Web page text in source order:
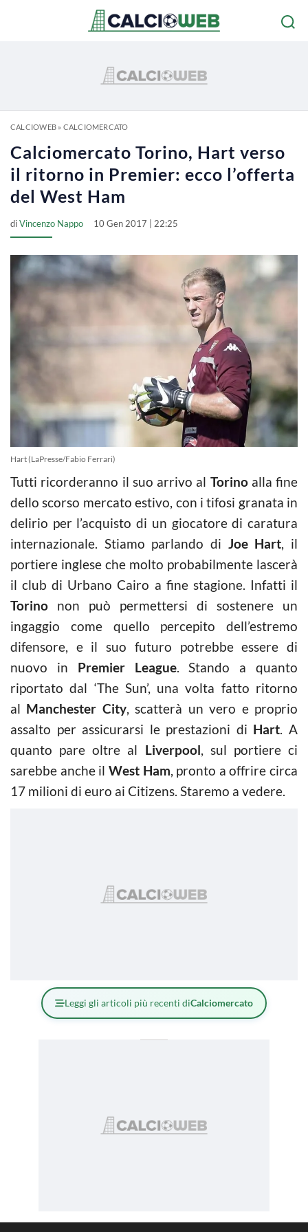
CALCIOWEB» CALCIOMERCATO
Calciomercato Torino, Hart verso
il ritorno in Premier: ecco l’offerta
del West Ham
diVincenzo Nappo 10 Gen 2017 | 22:25
Hart (LaPresse/Fabio Ferrari)
Tutti ricorderanno il suo arrivo al Torinoalla fine
dello scorso mercato estivo, con i tifosi granata in
delirio per l’acquisto di un giocatore di caratura
internazionale. Stiamo parlando di Joe Hart, il
portiere inglese che molto probabilmente lascerà
il club di Urbano Cairo a fine stagione. Infatti il
Torino non può permettersi di sostenere un
ingaggio come quello percepito dell’estremo
difensore, e il suo futuro potrebbe essere di
nuovo in Premier League. Stando a quanto
riportato dal ‘The Sun’, una volta fatto ritorno
al Manchester City, scatterà un vero e proprio
assalto per assicurarsi le prestazioni di Hart. A
quanto pare oltre al Liverpool, sul portiere ci
sarebbe anche il West Ham, pronto a offrire circa
17 milioni di euro ai Citizens. Staremo a vedere.
Leggi gli articoli più recenti diCalciomercato